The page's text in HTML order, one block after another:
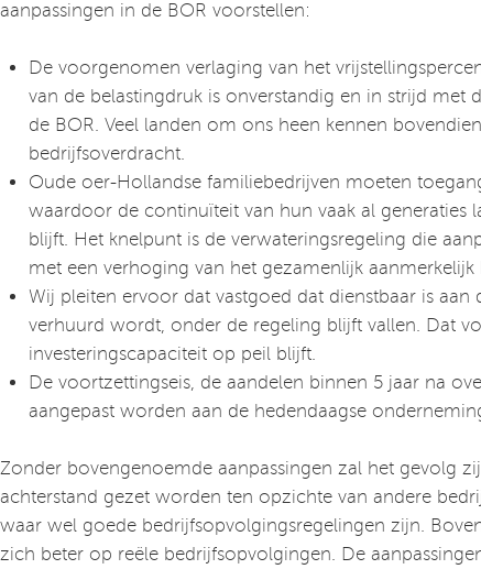
aanpassingen in de BOR voorstellen:
De voorgenomen verlaging van het
van de belastingdruk is onverstandig en in strijd met
de BOR. Veel landen om ons heen kennen
bedrijfsoverdracht.
Oude oer-Hollandse familiebedrijven moeten
waardoor de continuïteit van hun vaak al generaties
blijft. Het knelpunt is de verwateringsregeling die
met een verhoging van het gezamenlijk
Wij pleiten ervoor dat vastgoed dat dienstbaar is
verhuurd wordt, onder de regeling blijft vallen. Dat
investeringscapaciteit op peil blijft.
De voortzettingseis, de aandelen binnen 5 jaar na
aangepast worden aan de hedendaagse
Zonder bovengenoemde aanpassingen zal het gevolg
achterstand gezet worden ten opzichte van andere
waar wel goede bedrijfsopvolgingsregelingen zijn.
zich beter op reële bedrijfsopvolgingen. De